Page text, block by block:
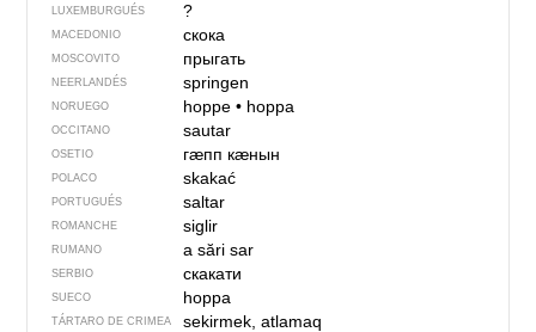
LUXEMBURGUÉS ?
MACEDONIO скока
MOSCOVITO прыгать
NEERLANDÉS springen
NORUEGO hoppe• hoppa
OCCITANO sautar
OSETIO гӕпп кӕнын
POLACO skakać
PORTUGUÉS saltar
ROMANCHE siglir
RUMANO a sărisar
SERBIO скакати
SUECO hoppa
TÁRTARO DE CRIMEA sekirmek, atlamaq